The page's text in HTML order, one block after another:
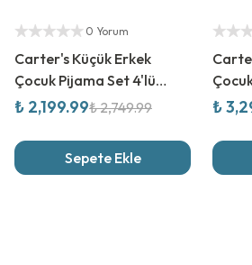
Yetkili Satıcı
0 Yorum
Carter's Küçük Erkek
Çocuk Pijama Set 4'lü
Paket
₺ 2,199.99₺ 2,749.99
Sepete Ekle
Paket
₺